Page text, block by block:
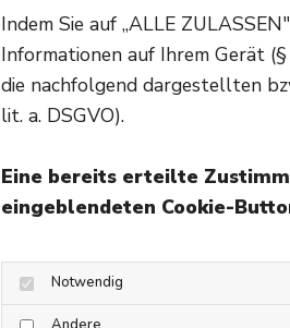
Wer
auch
Indem Sie auf „ALLE
Informationen auf Ihrem Gerät
die nachfolgend dargestellten
lit. a. DSGVO).
Eine bereits erteilte
eingeblendeten Cookie-
Notwendig